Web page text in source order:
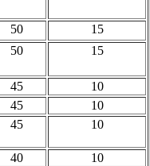
50
15
50 15
45
10
45
10
45 10
40
10